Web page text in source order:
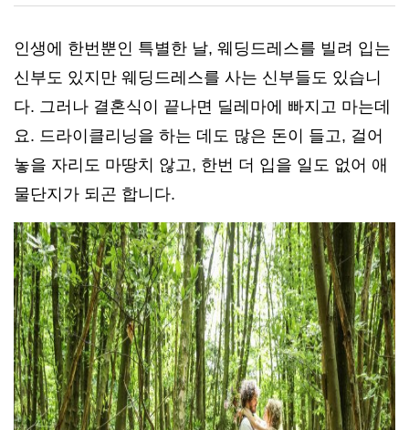
인생에 한번뿐인 특별한 날, 웨딩드레스를 빌려 입는
신부도 있지만 웨딩드레스를 사는 신부들도 있습니
다. 그러나 결혼식이 끝나면 딜레마에 빠지고 마는데
요. 드라이클리닝을 하는 데도 많은 돈이 들고, 걸어
놓을 자리도 마땅치 않고, 한번 더 입을 일도 없어 애
물단지가 되곤 합니다.